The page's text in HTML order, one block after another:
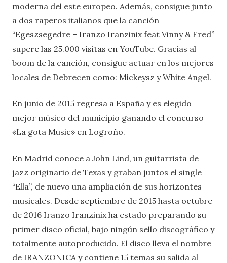
moderna del este europeo. Además, consigue junto
a dos raperos italianos que la canción
“Egeszsegedre – Iranzo Iranzinix feat Vinny & Fred”
supere las 25.000 visitas en YouTube. Gracias al
boom de la canción, consigue actuar en los mejores
locales de Debrecen como: Mickeysz y White Angel.
En junio de 2015 regresa a España y es elegido
mejor músico del municipio ganando el concurso
«La gota Music» en Logroño.
En Madrid conoce a John Lind, un guitarrista de
jazz originario de Texas y graban juntos el single
“Ella”, de nuevo una ampliación de sus horizontes
musicales. Desde septiembre de 2015 hasta octubre
de 2016 Iranzo Iranzinix ha estado preparando su
primer disco oficial, bajo ningún sello discográfico y
totalmente autoproducido. El disco lleva el nombre
de IRANZONICA y contiene 15 temas su salida al